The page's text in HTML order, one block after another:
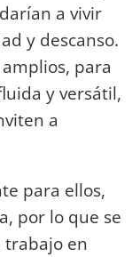
a vivir
y descanso.
para
y versátil,
a
para ellos,
por lo que se
trabajo en